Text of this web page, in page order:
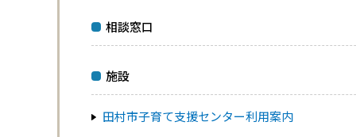
相談窓口
施設
田村市子育て支援センター利用案内